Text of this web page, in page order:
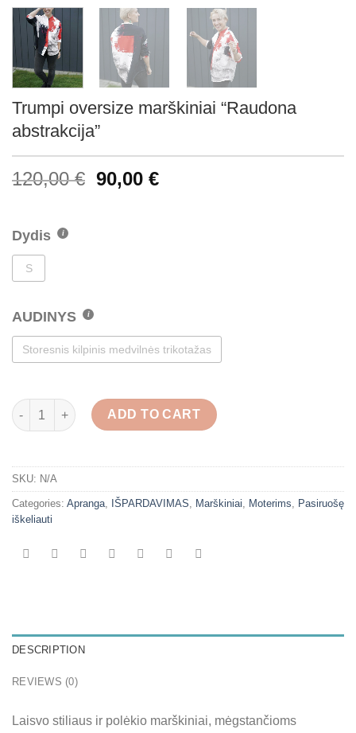
Trumpi oversize marškiniai “Raudona
abstrakcija”
120,00€ 90,00€
Dydis
S
AUDINYS
Storesnis kilpinis medvilnės trikotažas
Trumpi oversize marškiniai "Raudona abstrakcija" quantity
ADD TO CART
SKU: N/A
Categories: Apranga, IŠPARDAVIMAS, Marškiniai, Moterims, Pasiruošę
iškeliauti
DESCRIPTION
REVIEWS (0)
Laisvo stiliaus ir polėkio marškiniai, mėgstančioms